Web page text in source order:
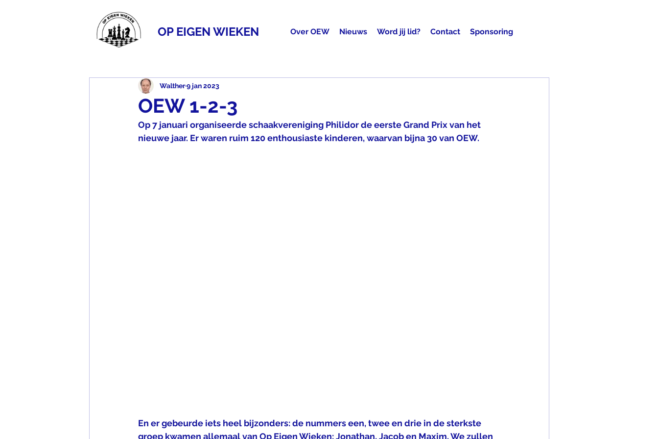
OP EIGEN WIEKEN Over OEW Nieuws Word jij lid? Contact Sponsoring
OEW 1-2-3
Walther9 jan 2023
Op 7 januari organiseerde schaakvereniging Philidor de eerste Grand Prix van het
nieuwe jaar. Er waren ruim 120 enthousiaste kinderen, waarvan bijna 30 van OEW.
En er gebeurde iets heel bijzonders: de nummers een, twee en drie in de sterkste
groep kwamen allemaal van Op Eigen Wieken: Jonathan, Jacob en Maxim. We zullen